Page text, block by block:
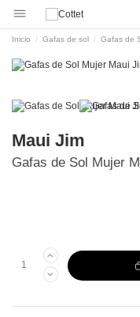
Inicio Gafas de sol Gafas de
Maui Jim
Gafas de Sol Mujer